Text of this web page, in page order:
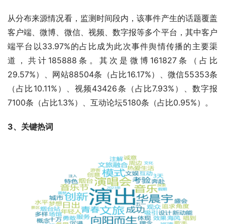
从分布来源情况看，监测时间段内，该事件产生的话题覆盖
客户端、微博、微信、视频、数字报等多个平台，其中客户
端平台以33.97%的占比成为此次事件舆情传播的主要渠
道，共计185888条。其次是微博161827条（占比
29.57%）、网站88504条（占比16.17%）、微信55353条
（占比10.11%）、视频43426条（占比7.93%）、数字报
7100条（占比1.3%）、互动论坛5180条（占比0.95%）。
3、关键热词